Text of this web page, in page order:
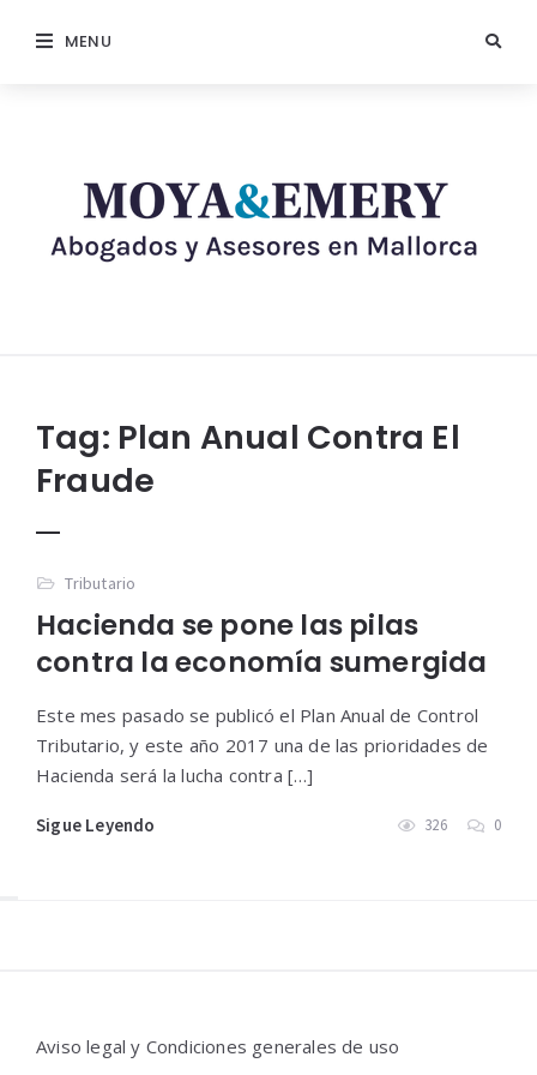
MENU
Tag: Plan Anual Contra El
Fraude
Tributario
Hacienda se pone las pilas
contra la economía sumergida
Este mes pasado se publicó el Plan Anual de Control
Tributario, y este año 2017 una de las prioridades de
Hacienda será la lucha contra […]
Sigue Leyendo 326 0
Aviso legal y Condiciones generales de uso